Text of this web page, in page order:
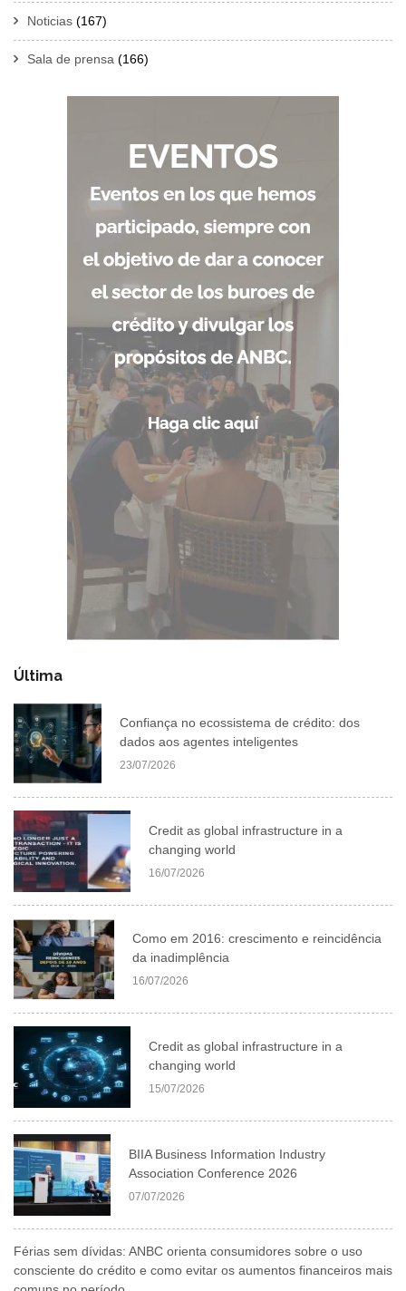
Noticias (167)
Sala de prensa (166)
Última
Confiança no ecossistema de crédito: dos
dados aos agentes inteligentes
23/07/2026
Credit as global infrastructure in a
changing world
16/07/2026
Como em 2016: crescimento e reincidência
da inadimplência
16/07/2026
Credit as global infrastructure in a
changing world
15/07/2026
BIIA Business Information Industry
Association Conference 2026
07/07/2026
Férias sem dívidas: ANBC orienta consumidores sobre o uso
consciente do crédito e como evitar os aumentos financeiros mais